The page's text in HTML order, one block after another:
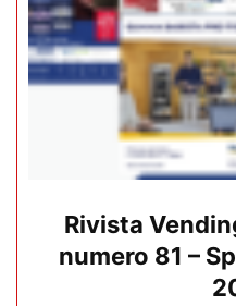
Rivista
numero 81 –